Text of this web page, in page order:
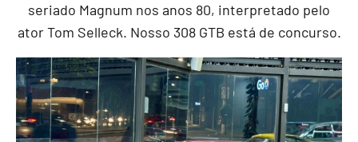
seriado Magnum nos anos 80, interpretado pelo
ator Tom Selleck. Nosso 308 GTB está de concurso.